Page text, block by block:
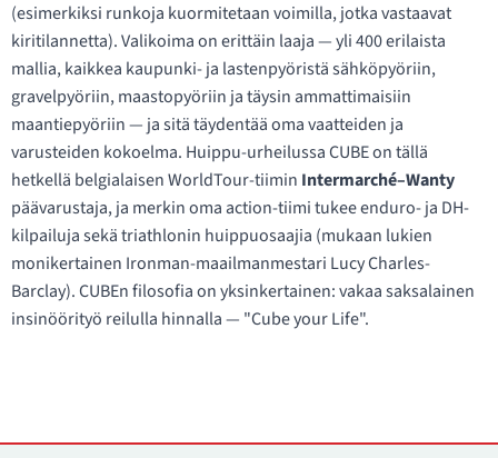
(esimerkiksi runkoja kuormitetaan voimilla, jotka vastaavat
kiritilannetta). Valikoima on erittäin laaja — yli 400 erilaista
mallia, kaikkea kaupunki- ja lastenpyöristä sähköpyöriin,
gravelpyöriin, maastopyöriin ja täysin ammattimaisiin
maantiepyöriin — ja sitä täydentää oma vaatteiden ja
varusteiden kokoelma. Huippu-urheilussa CUBE on tällä
hetkellä belgialaisen WorldTour-tiimin Intermarché–Wanty
päävarustaja, ja merkin oma action-tiimi tukee enduro- ja DH-
kilpailuja sekä triathlonin huippuosaajia (mukaan lukien
monikertainen Ironman-maailmanmestari Lucy Charles-
Barclay). CUBEn filosofia on yksinkertainen: vakaa saksalainen
insinöörityö reilulla hinnalla — "Cube your Life".